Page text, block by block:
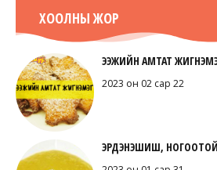
ХООЛНЫ ЖОР
ЭЭЖИЙН АМТАТ
2023 он 02 сар 22
ЭРДЭНЭШИШ,